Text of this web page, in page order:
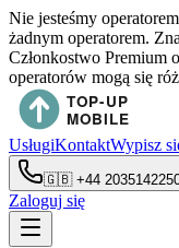
Nie jesteśmy
żadnym operatorem.
Członkostwo Premium
operatorów mogą się
UsługiKontaktWypisz
🇬🇧 +44
Zaloguj się